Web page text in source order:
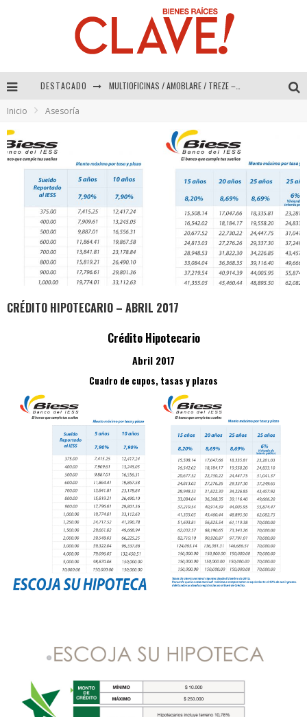
DESTACADO MULTIOFICINAS / AMOBLARE / TREZE – Especial Interiorismo & Decoración 2026
COLINEAL – Especial Interiorismo & Decoración 2026
ADRIANA HOYOS DESIGN STUDIO – Especial Interiorismo & Decoración 2026
Inicio Asesoría
CRÉDITO HIPOTECARIO – ABRIL 2017
Crédito Hipotecario
Abril 2017
Cuadro de cupos, tasas y plazos